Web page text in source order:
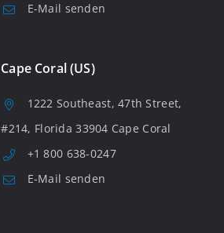
E-Mail senden
Cape Coral (US)
1222 Southeast, 47th Street,
#214, Florida 33904 Cape Coral
+1 800 638-0247
E-Mail senden